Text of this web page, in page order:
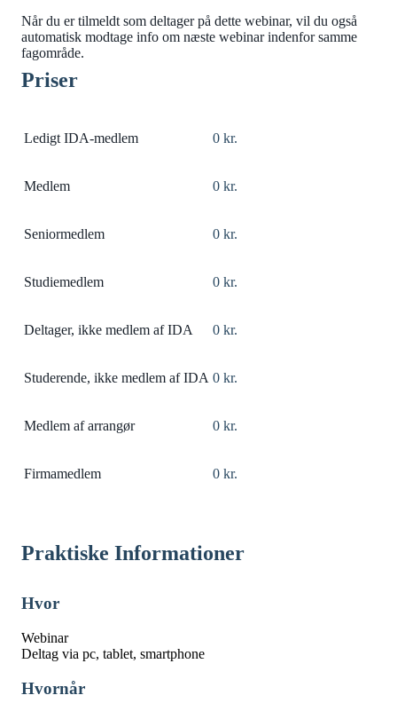
Når du er tilmeldt som deltager på dette webinar, vil du også
automatisk modtage info om næste webinar indenfor samme
fagområde.
Priser
Ledigt IDA-medlem 0 kr.
Medlem 0 kr.
Seniormedlem 0 kr.
Studiemedlem 0 kr.
Deltager, ikke medlem af IDA 0 kr.
Studerende, ikke medlem af IDA 0 kr.
Medlem af arrangør 0 kr.
Firmamedlem 0 kr.
Praktiske Informationer
Hvor
Webinar
Deltag via pc, tablet, smartphone
Hvornår